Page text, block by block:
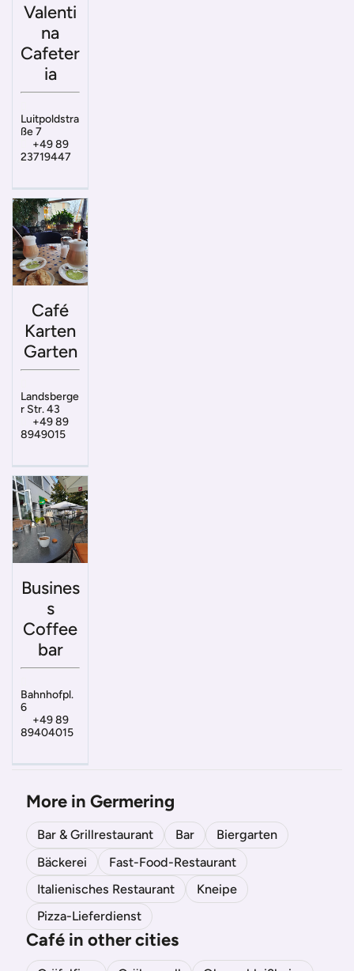
Valenti
na
Cafeter
ia
Luitpoldstra
ße 7
+49 89
23719447
Café
Karten
Garten
Landsberge
r Str. 43
+49 89
8949015
Busines
s
Coffee
bar
Bahnhofpl.
6
+49 89
89404015
More in Germering
Bar & Grillrestaurant Bar
Biergarten
Bäckerei
Fast-Food-Restaurant
Italienisches Restaurant
Kneipe
Pizza-Lieferdienst
Café in other cities